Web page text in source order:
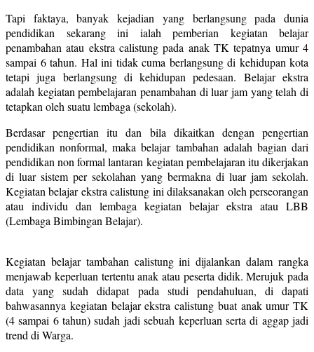
Tapi faktaya, banyak kejadian yang berlangsung pada dunia
pendidikan sekarang ini ialah pemberian kegiatan belajar
penambahan atau ekstra calistung pada anak TK tepatnya umur 4
sampai 6 tahun. Hal ini tidak cuma berlangsung di kehidupan kota
tetapi juga berlangsung di kehidupan pedesaan. Belajar ekstra
adalah kegiatan pembelajaran penambahan di luar jam yang telah di
tetapkan oleh suatu lembaga (sekolah).
Berdasar pengertian itu dan bila dikaitkan dengan pengertian
pendidikan nonformal, maka belajar tambahan adalah bagian dari
pendidikan non formal lantaran kegiatan pembelajaran itu dikerjakan
di luar sistem per sekolahan yang bermakna di luar jam sekolah.
Kegiatan belajar ekstra calistung ini dilaksanakan oleh perseorangan
atau individu dan lembaga kegiatan belajar ekstra atau LBB
(Lembaga Bimbingan Belajar).
Kegiatan belajar tambahan calistung ini dijalankan dalam rangka
menjawab keperluan tertentu anak atau peserta didik. Merujuk pada
data yang sudah didapat pada studi pendahuluan, di dapati
bahwasannya kegiatan belajar ekstra calistung buat anak umur TK
(4 sampai 6 tahun) sudah jadi sebuah keperluan serta di aggap jadi
trend di Warga.